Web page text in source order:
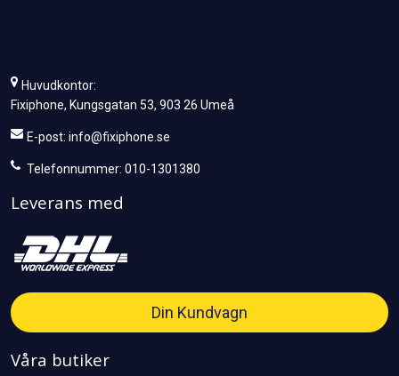
Huvudkontor:
Fixiphone, Kungsgatan 53, 903 26 Umeå
E-post: info@fixiphone.se
Telefonnummer: 010-1301380
Leverans med
Din Kundvagn
Våra butiker